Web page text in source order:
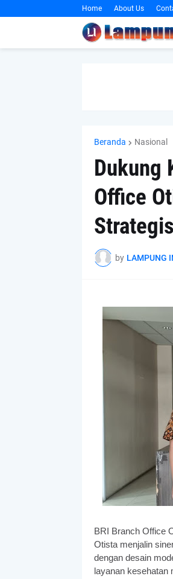
Home About Us
Beranda Nasional
Dukung
Office
by LAMPUNG
BRI Branch Office
Otista menjalin
dengan desain
layanan kesehatan